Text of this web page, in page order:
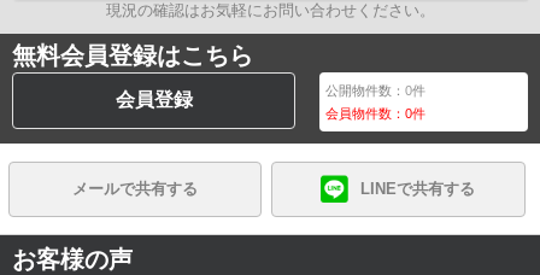
現況の確認はお気軽にお問い合わせください。
無料会員登録はこちら
会員登録 公開物件数：0件
会員物件数：0件
メールで共有する LINEで共有する
お客様の声